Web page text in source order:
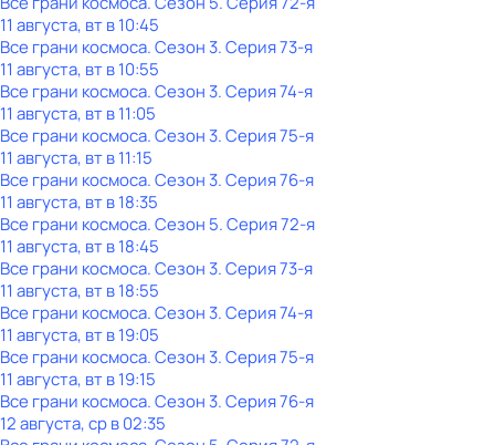
11 августа, вт в 10:45
Все грани космоса. Сезон 3. Серия 73-я
11 августа, вт в 10:55
Все грани космоса. Сезон 3. Серия 74-я
11 августа, вт в 11:05
Все грани космоса. Сезон 3. Серия 75-я
11 августа, вт в 11:15
Все грани космоса. Сезон 3. Серия 76-я
11 августа, вт в 18:35
Все грани космоса. Сезон 5. Серия 72-я
11 августа, вт в 18:45
Все грани космоса. Сезон 3. Серия 73-я
11 августа, вт в 18:55
Все грани космоса. Сезон 3. Серия 74-я
11 августа, вт в 19:05
Все грани космоса. Сезон 3. Серия 75-я
11 августа, вт в 19:15
Все грани космоса. Сезон 3. Серия 76-я
12 августа, ср в 02:35